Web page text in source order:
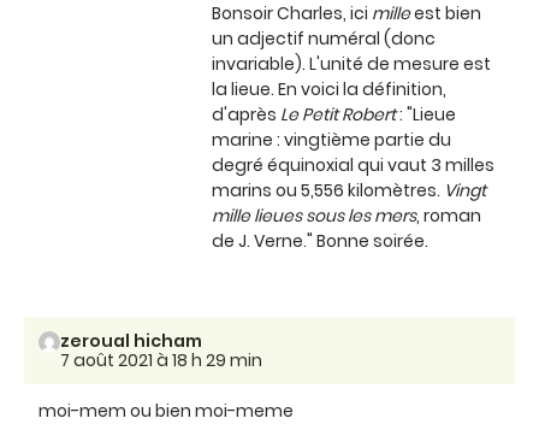
Bonsoir Charles, ici milleest bien
un adjectif numéral (donc
invariable). L'unité de mesure est
la lieue. En voici la définition,
d'après Le Petit Robert: "Lieue
marine : vingtième partie du
degré équinoxial qui vaut 3 milles
marins ou 5,556 kilomètres. Vingt
mille lieues sous les mers, roman
de J. Verne." Bonne soirée.
zeroual hicham
7 août 2021 à 18 h 29 min
moi-mem ou bien moi-meme